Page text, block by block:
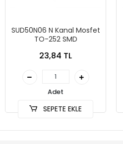
SUD50N06 N Kanal Mosfet
TO-252 SMD
23,84 TL
Adet
SEPETE EKLE